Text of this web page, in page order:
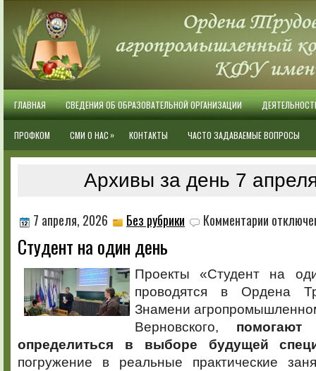
ГЛАВНАЯ СВЕДЕНИЯ ОБ ОБРАЗОВАТЕЛЬНОЙ ОРГАНИЗАЦИИ
ПРОФКОМ СМИ О НАС » КОНТАКТЫ ЧАСТО ЗАДАВАЕМЫЕ ВОПРОСЫ
Архивы за день 7
7 апреля, 2026 Без рубрики Комментарии записи
день
Студент на один день
Проекты «Студент на
проводятся в Ордена
Знамени
Верновского,
определиться в выборе будущей
погружение в реальные практические